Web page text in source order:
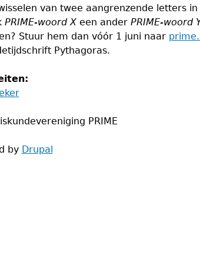
van twee aangrenzende letters in
PRIME-woord Xeen ander PRIME-woord
Stuur hem dan vóór 1 juni naar
Pythagoras.
PRIME
by Drupal